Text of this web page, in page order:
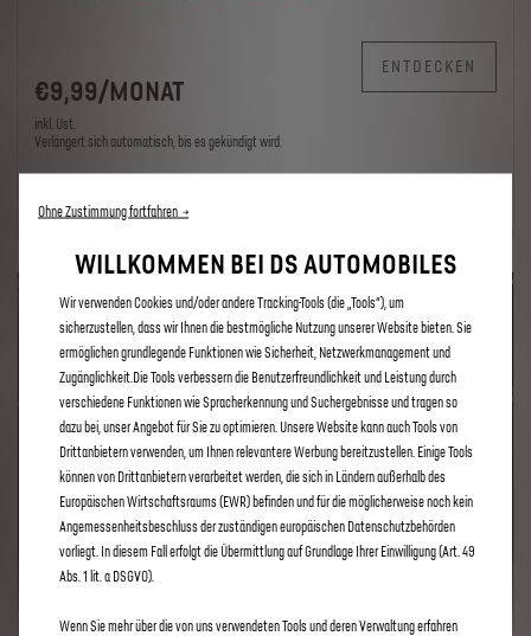
€9,99/MONAT
inkl. Ust.
Verlängert sich automatisch, bis es gekündigt wird.
ENTDECKEN
Ohne Zustimmung fortfahren →
WILLKOMMEN BEI DS AUTOMOBILES
Wir verwenden Cookies und/oder andere Tracking-Tools (die „Tools“), um
sicherzustellen, dass wir Ihnen die bestmögliche Nutzung unserer Website bieten. Sie
ermöglichen grundlegende Funktionen wie Sicherheit, Netzwerkmanagement und
Zugänglichkeit.Die Tools verbessern die Benutzerfreundlichkeit und Leistung durch
verschiedene Funktionen wie Spracherkennung und Suchergebnisse und tragen so
dazu bei, unser Angebot für Sie zu optimieren. Unsere Website kann auch Tools von
Drittanbietern verwenden, um Ihnen relevantere Werbung bereitzustellen. Einige Tools
können von Drittanbietern verarbeitet werden, die sich in Ländern außerhalb des
Europäischen Wirtschaftsraums (EWR) befinden und für die möglicherweise noch kein
Angemessenheitsbeschluss der zuständigen europäischen Datenschutzbehörden
vorliegt. In diesem Fall erfolgt die Übermittlung auf Grundlage Ihrer Einwilligung (Art. 49
Abs. 1 lit. a DSGVO).
Wenn Sie mehr über die von uns verwendeten Tools und deren Verwaltung erfahren